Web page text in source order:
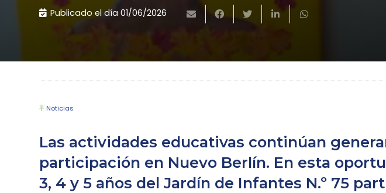
Publicado el día 01/06/2026
Noticias
Las actividades educativas continúan
participación en Nuevo Berlín. En esta
3, 4 y 5 años del Jardín de Infantes N.º 75